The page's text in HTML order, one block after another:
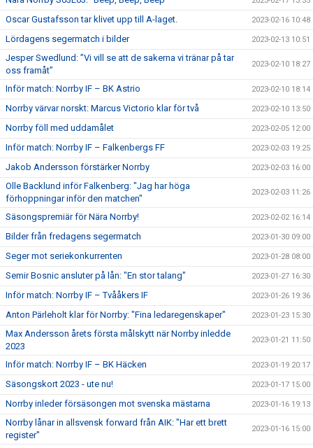
Oscar Gustafsson tar klivet upp till A-laget. 2023-02-16 10:48
Lördagens segermatch i bilder 2023-02-13 10:51
Jesper Swedlund: ”Vi vill se att de sakerna vi tränar på tar
oss framåt”
2023-02-10 18:27
Inför match: Norrby IF – BK Astrio 2023-02-10 18:14
Norrby värvar norskt: Marcus Victorio klar för två 2023-02-10 13:50
Norrby föll med uddamålet 2023-02-05 12:00
Inför match: Norrby IF – Falkenbergs FF 2023-02-03 19:25
Jakob Andersson förstärker Norrby 2023-02-03 16:00
Olle Backlund inför Falkenberg: "Jag har höga
förhoppningar inför den matchen"
2023-02-03 11:26
Säsongspremiär för Nära Norrby! 2023-02-02 16:14
Bilder från fredagens segermatch 2023-01-30 09:00
Seger mot seriekonkurrenten 2023-01-28 08:00
Semir Bosnic ansluter på lån: "En stor talang" 2023-01-27 16:30
Inför match: Norrby IF – Tvååkers IF 2023-01-26 19:36
Anton Pärleholt klar för Norrby: "Fina ledaregenskaper" 2023-01-23 15:30
Max Andersson årets första målskytt när Norrby inledde
2023
2023-01-21 11:50
Inför match: Norrby IF – BK Häcken 2023-01-19 20:17
Säsongskort 2023 - ute nu! 2023-01-17 15:00
Norrby inleder försäsongen mot svenska mästarna 2023-01-16 19:13
Norrby lånar in allsvensk forward från AIK: "Har ett brett
register"
2023-01-16 15:00